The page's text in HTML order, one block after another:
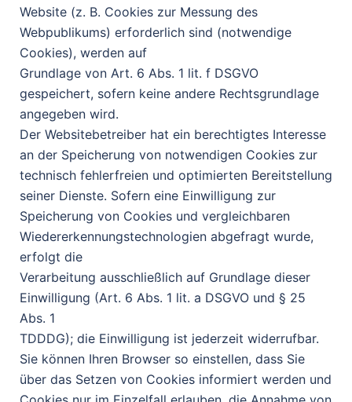
Website (z. B. Cookies zur Messung des
Webpublikums) erforderlich sind (notwendige
Cookies), werden auf
Grundlage von Art. 6 Abs. 1 lit. f DSGVO
gespeichert, sofern keine andere Rechtsgrundlage
angegeben wird.
Der Websitebetreiber hat ein berechtigtes Interesse
an der Speicherung von notwendigen Cookies zur
technisch fehlerfreien und optimierten Bereitstellung
seiner Dienste. Sofern eine Einwilligung zur
Speicherung von Cookies und vergleichbaren
Wiedererkennungstechnologien abgefragt wurde,
erfolgt die
Verarbeitung ausschließlich auf Grundlage dieser
Einwilligung (Art. 6 Abs. 1 lit. a DSGVO und § 25
Abs. 1
TDDDG); die Einwilligung ist jederzeit widerrufbar.
Sie können Ihren Browser so einstellen, dass Sie
über das Setzen von Cookies informiert werden und